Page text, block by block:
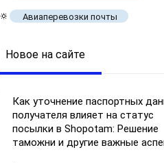
🔅 Авиаперевозки почты
Новое на сайте
Как уточнение паспортных
получателя влияет на статус
посылки в Shopotam: Решение
таможни и другие важные